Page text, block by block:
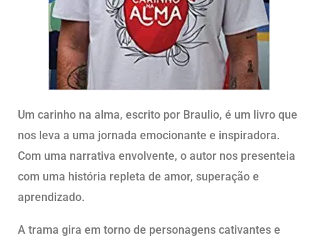
Um carinho na alma, escrito por Braulio, é um livro que
nos leva a uma jornada emocionante e inspiradora.
Com uma narrativa envolvente, o autor nos presenteia
com uma história repleta de amor, superação e
aprendizado.
A trama gira em torno de personagens cativantes e